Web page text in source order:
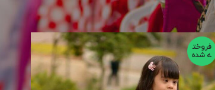
خانه محصولات برچسب خورده “بلوز و شلوارک کودک”
فروخت
ه شده